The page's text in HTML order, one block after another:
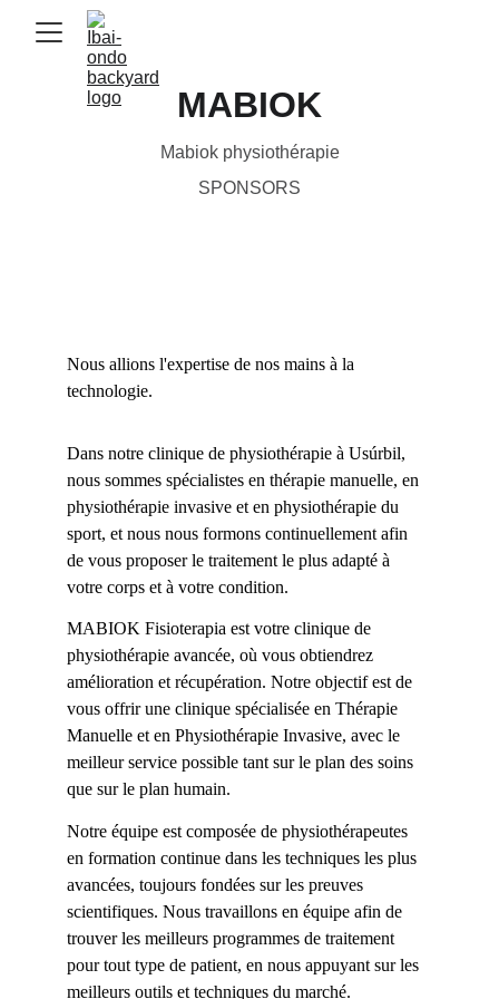
MABIOK
Mabiok physiothérapie
SPONSORS
Nous allions l'expertise de nos mains à la
technologie.
Dans notre clinique de physiothérapie à Usúrbil,
nous sommes spécialistes en thérapie manuelle, en
physiothérapie invasive et en physiothérapie du
sport, et nous nous formons continuellement afin
de vous proposer le traitement le plus adapté à
votre corps et à votre condition.
MABIOK Fisioterapia est votre clinique de
physiothérapie avancée, où vous obtiendrez
amélioration et récupération. Notre objectif est de
vous offrir une clinique spécialisée en Thérapie
Manuelle et en Physiothérapie Invasive, avec le
meilleur service possible tant sur le plan des soins
que sur le plan humain.
Notre équipe est composée de physiothérapeutes
en formation continue dans les techniques les plus
avancées, toujours fondées sur les preuves
scientifiques. Nous travaillons en équipe afin de
trouver les meilleurs programmes de traitement
pour tout type de patient, en nous appuyant sur les
meilleurs outils et techniques du marché.